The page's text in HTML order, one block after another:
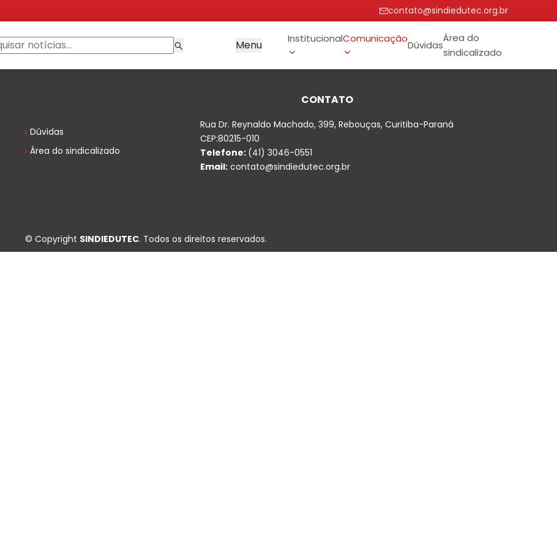
contato@sindiedutec.org.br
Menu InstitucionalComunicação
Dúvidas
Área do
sindicalizado
Dúvidas
Área do sindicalizado
CONTATO
Rua Dr. Reynaldo Machado, 399, Rebouças, Curitiba-Paraná
CEP:80215-010
Telefone: (41) 3046-0551
Email: contato@sindiedutec.org.br
© Copyright SINDIEDUTEC. Todos os direitos reservados.